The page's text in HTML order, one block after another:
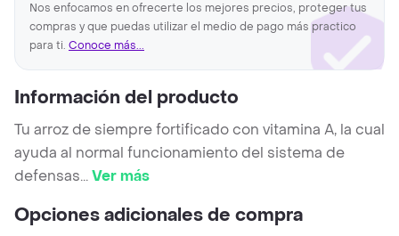
Nos enfocamos en ofrecerte los mejores precios, proteger tus
compras y que puedas utilizar el medio de pago más practico
para ti. Conoce más...
Información del producto
Tu arroz de siempre fortificado con vitamina A, la cual
ayuda al normal funcionamiento del sistema de
defensas...Ver más
Opciones adicionales de compra